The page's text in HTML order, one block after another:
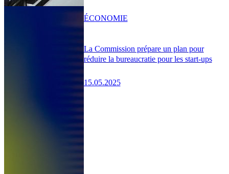
La Commission prépare un plan pour
réduire la bureaucratie pour les start-ups
15.05.2025
ÉCONOMIE